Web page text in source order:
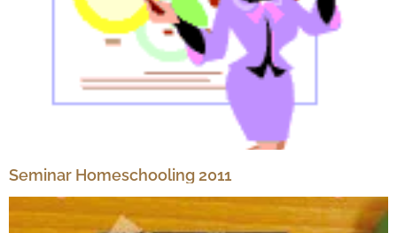
Seminar Homeschooling 2011